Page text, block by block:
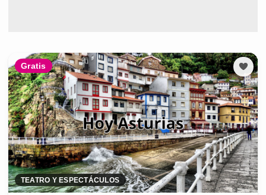
Gratis
TEATRO Y ESPECTÁCULOS